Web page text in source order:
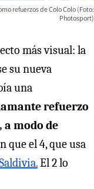
refuerzos de Colo Colo (Foto:
Photosport)
más visual: la
su nueva
una
refuerzo
modo de
que el 4, que usa
El 2 lo